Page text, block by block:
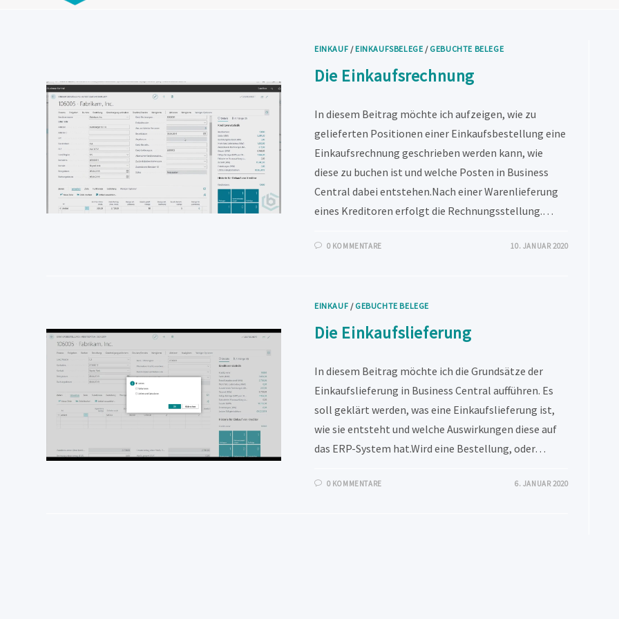
EINKAUF / EINKAUFSBELEGE / GEBUCHTE BELEGE
Die Einkaufsrechnung
In diesem Beitrag möchte ich aufzeigen, wie zu
gelieferten Positionen einer Einkaufsbestellung eine
Einkaufsrechnung geschrieben werden kann, wie
diese zu buchen ist und welche Posten in Business
Central dabei entstehen.Nach einer Warenlieferung
eines Kreditoren erfolgt die Rechnungsstellung.…
0 KOMMENTARE 10. JANUAR 2020
EINKAUF / GEBUCHTE BELEGE
Die Einkaufslieferung
In diesem Beitrag möchte ich die Grundsätze der
Einkaufslieferung in Business Central aufführen. Es
soll geklärt werden, was eine Einkaufslieferung ist,
wie sie entsteht und welche Auswirkungen diese auf
das ERP-System hat.Wird eine Bestellung, oder…
0 KOMMENTARE 6. JANUAR 2020